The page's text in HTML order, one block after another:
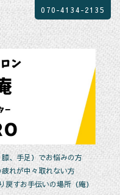
、手足）でお悩みの方
れが中々取れない方
戻すお手伝いの場所（庵）
070-4134-2135